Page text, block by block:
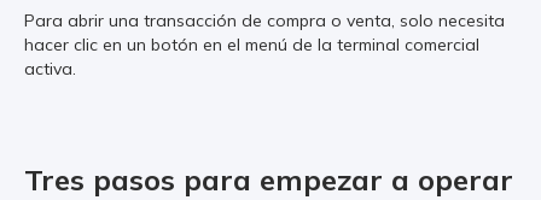
Para abrir una transacción de compra o venta, solo necesita
hacer clic en un botón en el menú de la terminal comercial
activa.
Tres pasos para empezar a operar